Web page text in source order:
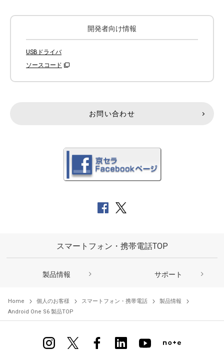
開発者向け情報
USBドライバ
ソースコード
お問い合わせ
スマートフォン・携帯電話TOP
製品情報 サポート
Home 個人のお客様 スマートフォン・携帯電話
製品情報
Android One S6 製品TOP